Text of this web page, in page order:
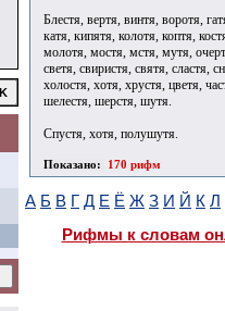
Блестя, вертя, винтя, воротя,
катя, кипятя, колотя, коптя,
молотя, мостя, мстя, мутя,
светя, свиристя, святя, сластя,
холостя, хотя, хрустя, цветя,
шелестя, шерстя, шутя.
Спустя, хотя, полушутя.
Показано: 170 рифм
А Б В Г Д Е Ё Ж З И Й К Л
Рифмы к словам